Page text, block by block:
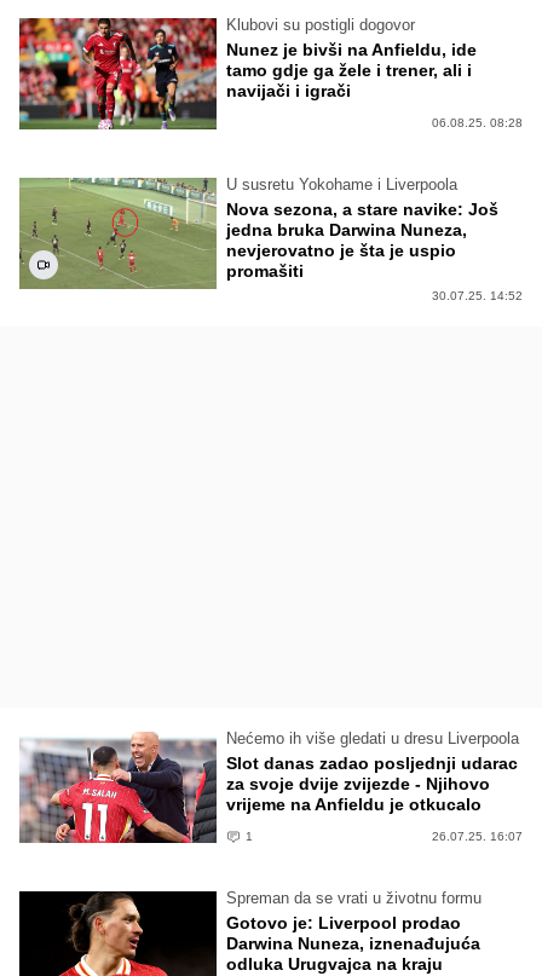
Klubovi su postigli dogovor
Nunez je bivši na Anfieldu, ide
tamo gdje ga žele i trener, ali i
navijači i igrači
06.08.25. 08:28
U susretu Yokohame i Liverpoola
Nova sezona, a stare navike: Još
jedna bruka Darwina Nuneza,
nevjerovatno je šta je uspio
promašiti
30.07.25. 14:52
Nećemo ih više gledati u dresu Liverpoola
Slot danas zadao posljednji udarac
za svoje dvije zvijezde - Njihovo
vrijeme na Anfieldu je otkucalo
1 26.07.25. 16:07
Spreman da se vrati u životnu formu
Gotovo je: Liverpool prodao
Darwina Nuneza, iznenađujuća
odluka Urugvajca na kraju